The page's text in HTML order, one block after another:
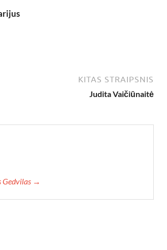
KITAS STRAIPSNIS
Judita Vaičiūnaitė
Gedvilas →